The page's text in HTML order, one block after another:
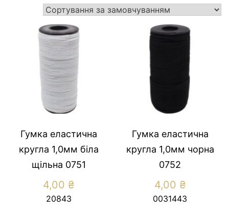
Гумка еластична
кругла 1,0мм біла
щільна 0751
4,00 ₴
20843
Гумка еластична
кругла 1,0мм чорна
0752
4,00 ₴
0031443